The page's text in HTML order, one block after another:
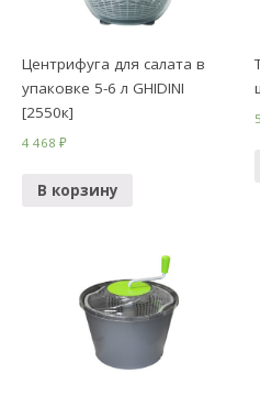
Центрифуга для салата в
упаковке 5-6 л GHIDINI
[2550к]
4 468₽
В корзину